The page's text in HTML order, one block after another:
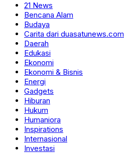
21 News
Bencana Alam
Budaya
Carita dari duasatunews.com
Daerah
Edukasi
Ekonomi
Ekonomi & Bisnis
Energi
Gadgets
Hiburan
Hukum
Humaniora
Inspirations
Internasional
Investasi